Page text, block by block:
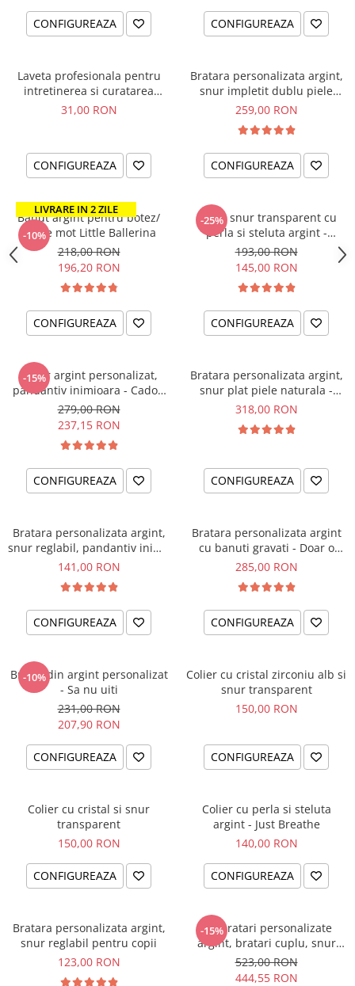
CONFIGUREAZA CONFIGUREAZA
Laveta profesionala pentru
intretinerea si curatarea
bijuteriilor din argint
31,00 RON
CONFIGUREAZA
Bratara personalizata argint,
snur impletit dublu piele
naturala, cadou nas - The
259,00 RON
CONFIGUREAZA
LIVRARE IN 2 ZILE
-10%
Banut argint pentru botez/
taiere mot Little Ballerina
218,00 RON
196,20 RON
CONFIGUREAZA
-25%
Colier snur transparent cu
perla si steluta argint -
Believe in Magic
193,00 RON
145,00 RON
CONFIGUREAZA
-15%
Colier argint personalizat,
pandantiv inimioara - Cadou
pentru Mama
279,00 RON
237,15 RON
CONFIGUREAZA
Bratara personalizata argint,
snur plat piele naturala -
Simply... The Best
318,00 RON
CONFIGUREAZA
Bratara personalizata argint,
snur reglabil, pandantiv inima
- Kind Heart
141,00 RON
CONFIGUREAZA
Bratara personalizata argint
cu banuti gravati - Doar o
inima uriasa
285,00 RON
CONFIGUREAZA
-10%
Breloc din argint personalizat
- Sa nu uiti
231,00 RON
207,90 RON
CONFIGUREAZA
Colier cu cristal zirconiu alb si
snur transparent
150,00 RON
CONFIGUREAZA
Colier cu cristal si snur
transparent
150,00 RON
CONFIGUREAZA
Colier cu perla si steluta
argint - Just Breathe
140,00 RON
CONFIGUREAZA
Bratara personalizata argint,
snur reglabil pentru copii
123,00 RON
-15%
Set bratari personalizate
argint, bratari cuplu, snur
impletit piele naturala
523,00 RON
444,55 RON